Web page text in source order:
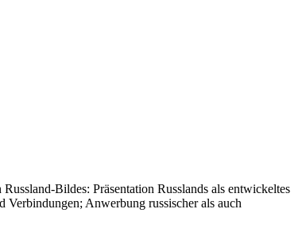
Bildes: Präsentation Russlands als entwickeltes
Anwerbung russischer als auch